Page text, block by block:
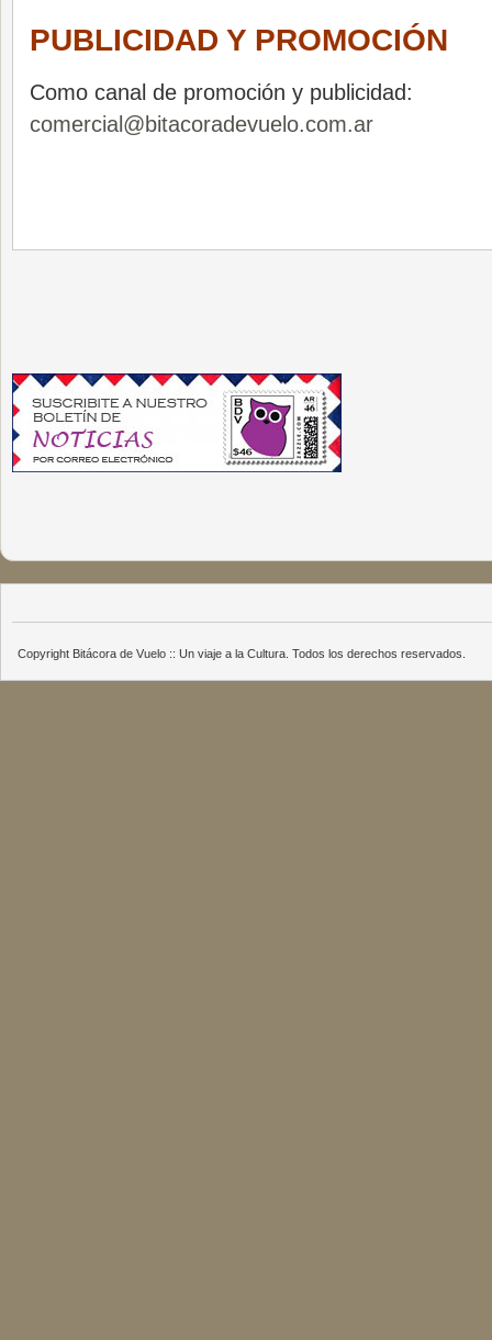
PUBLICIDAD Y PROMOCIÓN
Como canal de promoción y publicidad:
comercial@bitacoradevuelo.com.ar
Copyright Bitácora de Vuelo :: Un viaje a la Cultura. Todos los derechos reservados.